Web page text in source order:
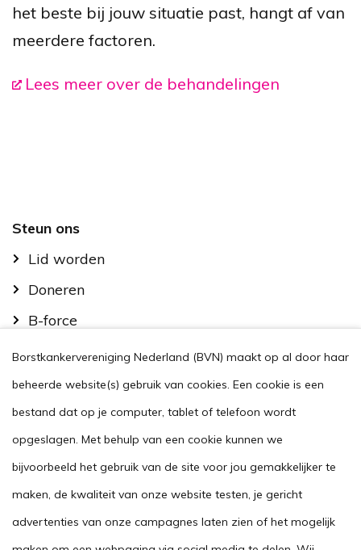
het beste bij jouw situatie past, hangt af van
meerdere factoren.
Lees meer over de behandelingen
Footer
Steun ons
Lid worden
Doneren
B-force
Kom in actie
Handig
Stel je vraag
Agenda
Voor zorgverleners
This website in another language
Borstkankervereniging Nederland (BVN) maakt op al door haar
beheerde website(s) gebruik van cookies. Een cookie is een
bestand dat op je computer, tablet of telefoon wordt
opgeslagen. Met behulp van een cookie kunnen we
bijvoorbeeld het gebruik van de site voor jou gemakkelijker te
maken, de kwaliteit van onze website testen, je gericht
advertenties van onze campagnes laten zien of het mogelijk